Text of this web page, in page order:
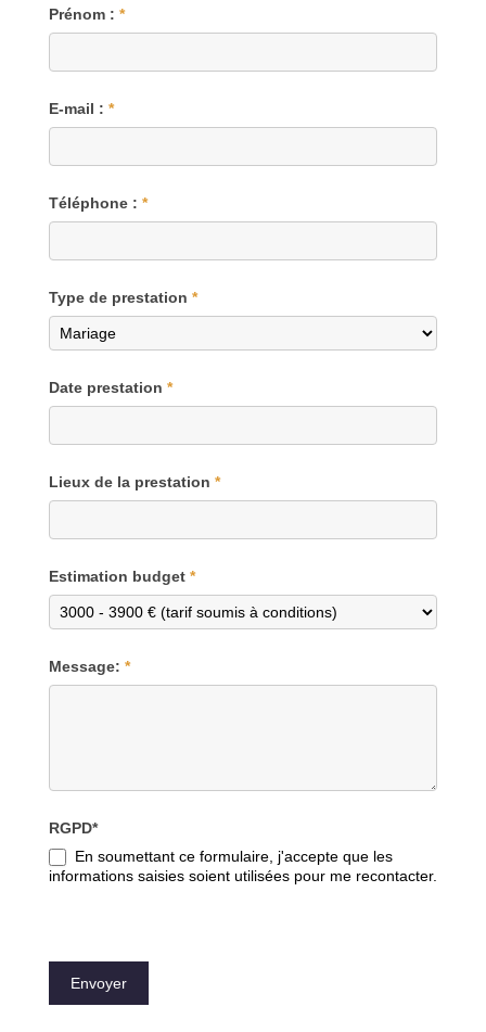
Prénom : *
E-mail : *
Téléphone : *
Type de prestation *
Date prestation *
Lieux de la prestation *
Estimation budget *
Message: *
RGPD*
En soumettant ce formulaire, j'accepte que les
informations saisies soient utilisées pour me recontacter.
Envoyer